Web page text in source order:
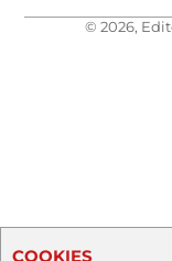
© 2026,
COOKIES